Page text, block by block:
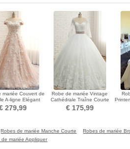
mariée Couvert de
A-ligne Elégant
Manche de T-shirt
279,99
Robe de mariée Vintage
Cathédrale Traîne Courte
3/4 Manche Manche
Aérienne
€ 175,99
Robes de mariée Manche Courte
Robes de mariée
de mariée Appliquer